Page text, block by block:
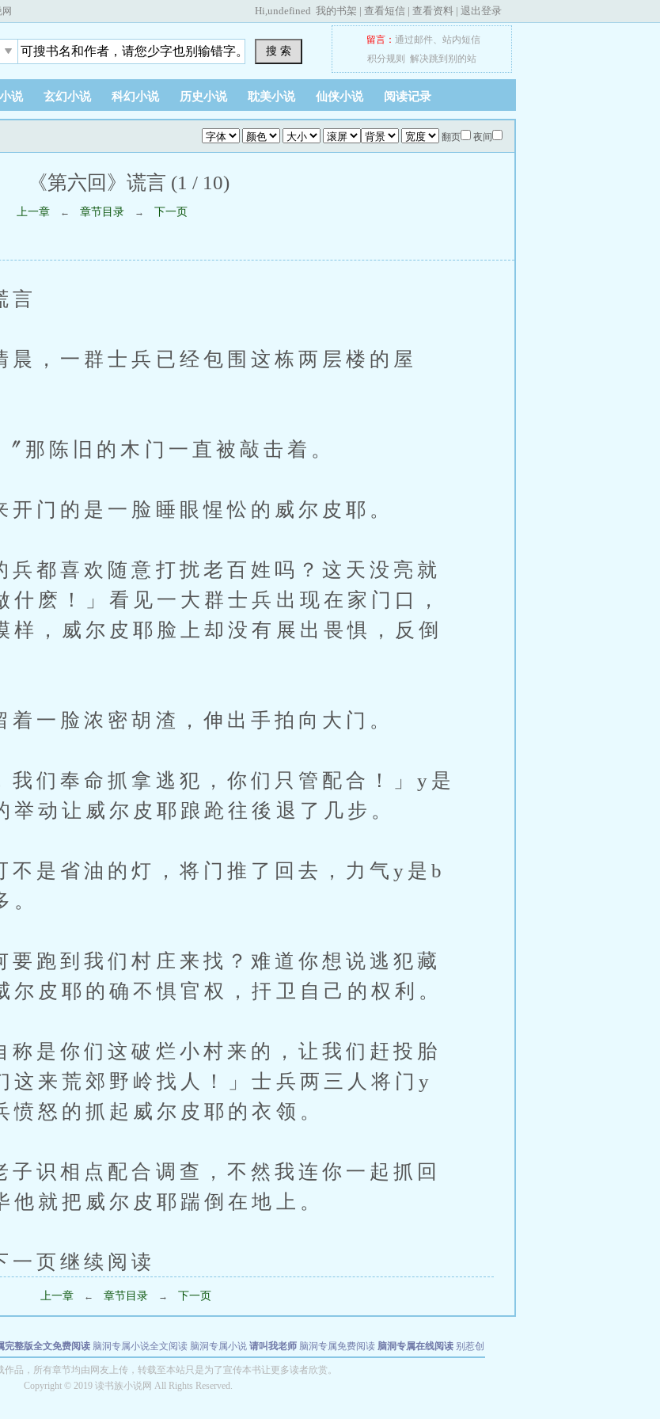
Hi,undefined 我的书架 | 查看短信 | 查看资料 | 退出登录
搜 索
留言： 通过邮件、 站内短信
积分规则
解决跳到别的站
说 玄幻小说 科幻小说 历史小说 耽美小说 仙侠小说 阅读记录
翻页 夜间
《第六回》谎言 (1 / 10)
上一章 ← 章节目录 → 下一页
一群士兵已经包围这栋两层楼的屋
旧的木门一直被敲击着。
的是一脸睡眼惺忪的威尔皮耶。
喜欢随意打扰老百姓吗？这天没亮就
什麽！」看见一大群士兵出现在家门口，
样，威尔皮耶脸上却没有展出畏惧，反倒
脸浓密胡渣，伸出手拍向大门。
奉命抓拿逃犯，你们只管配合！」y是
举动让威尔皮耶踉跄往後退了几步。
省油的灯，将门推了回去，力气y是b
到我们村庄来找？难道你想说逃犯藏
尔皮耶的确不惧官权，扞卫自己的权利。
你们这破烂小村来的，让我们赶投胎
这来荒郊野岭找人！」士兵两三人将门y
愤怒的抓起威尔皮耶的衣领。
相点配合调查，不然我连你一起抓回
他就把威尔皮耶踹倒在地上。
页继续阅读
上一章 ← 章节目录 → 下一页
完整版全文免费阅读 脑洞专属小说全文阅读 脑洞专属小说 请叫我老师 脑洞专属免费阅读 脑洞专属在线阅读 别惹创
世者 穿书第一天就结婚小说全文阅读
作品，所有章节均由网友上传，转载至本站只是为了宣传本书让更多读者欣赏。
Copyright © 2019 读书族小说网 All Rights Reserved.